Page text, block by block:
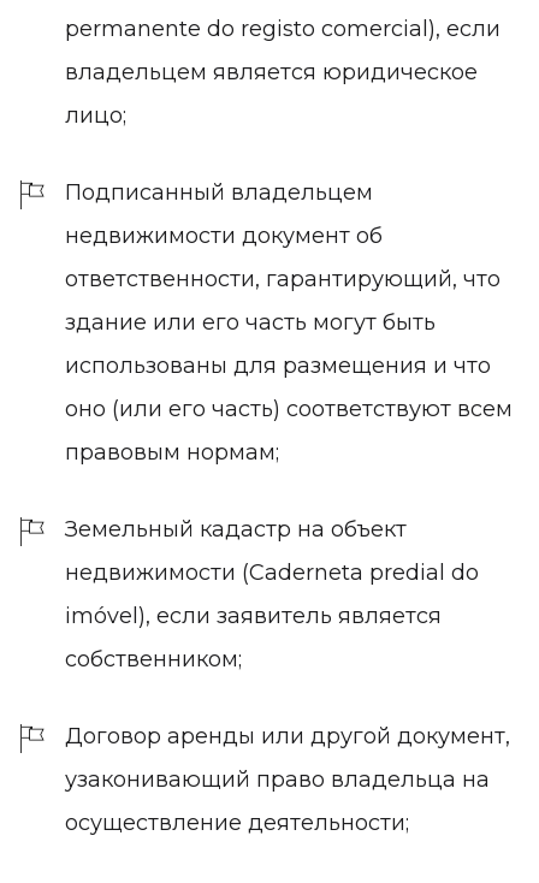
permanente do registo comercial), если
владельцем является юридическое
лицо;
Подписанный владельцем
недвижимости документ об
ответственности, гарантирующий, что
здание или его часть могут быть
использованы для размещения и что
оно (или его часть) соответствуют всем
правовым нормам;
Земельный кадастр на объект
недвижимости (Caderneta predial do
imóvel), если заявитель является
собственником;
Договор аренды или другой документ,
узаконивающий право владельца на
осуществление деятельности;